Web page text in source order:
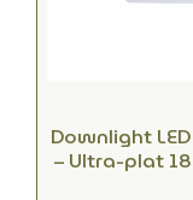
Downlight
– Ultra-plat